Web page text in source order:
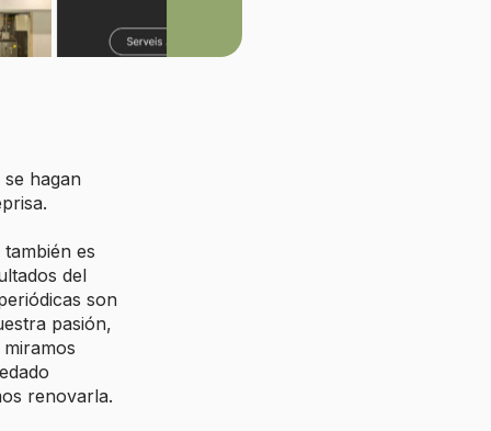
hagan
es
del
son
pasión,
renovarla.